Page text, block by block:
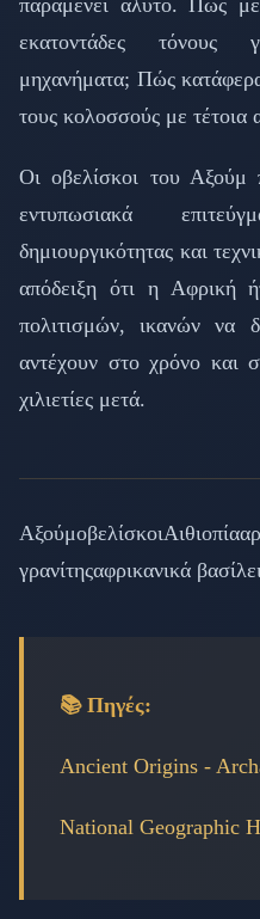
εκατοντάδες τόνους
μηχανήματα; Πώς
τους κολοσσούς με τέτοια
Οι οβελίσκοι του Αξούμ
εντυπωσιακά
δημιουργικότητας και
απόδειξη ότι η Αφρική
πολιτισμών, ικανών να
αντέχουν στο χρόνο και
χιλιετίες μετά.
ΑξούμοβελίσκοιΑιθιοπία
γρανίτηςαφρικανικά
📚 Πηγές:
Ancient Origins -
National Geographic